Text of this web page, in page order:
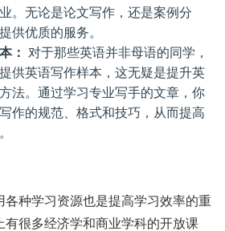
。无论是论文写作，还是案例分
供优质的服务。
：
对于那些英语并非母语的同学，
供英语写作样本，这无疑是提升英
法。通过学习专业写手的文章，你
作的规范、格式和技巧，从而提高
各种学习资源也是提高学习效率的重
有很多经济学和商业学科的开放课